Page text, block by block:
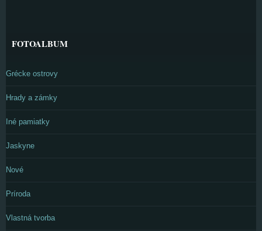
FOTOALBUM
Grécke ostrovy
Hrady a zámky
Iné pamiatky
Jaskyne
Nové
Príroda
Vlastná tvorba